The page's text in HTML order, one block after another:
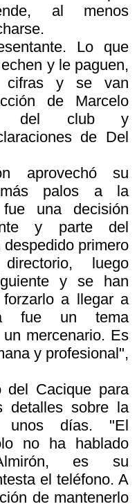
al menos
Lo que
y le paguen,
cifras y se van
de Marcelo
del club y
de Del
aprovechó su
palos a la
una decisión
y parte del
primero
luego
y se han
a llegar a
fue un tema
mercenario. Es
y profesional",
del Cacique para
detalles sobre la
unos días. "El
no ha hablado
es su
el teléfono. A
de mantenerlo